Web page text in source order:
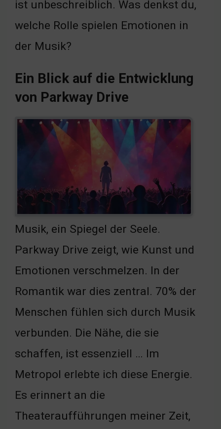
ist unbeschreiblich. Was denkst du,
welche Rolle spielen Emotionen in
der Musik?
Ein Blick auf die Entwicklung
von Parkway Drive
Musik, ein Spiegel der Seele.
Parkway Drive zeigt, wie Kunst und
Emotionen verschmelzen. In der
Romantik war dies zentral. 70% der
Menschen fühlen sich durch Musik
verbunden. Die Nähe, die sie
schaffen, ist essenziell … Im
Metropol erlebte ich diese Energie.
Es erinnert an die
Theateraufführungen meiner Zeit,